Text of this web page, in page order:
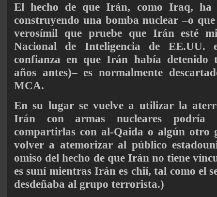
El hecho de que Irán, como Iraq, ha
construyendo una bomba nuclear –o
verosímil que pruebe que Irán esté
Nacional de Inteligencia de EE.UU.
confianza en que Irán había detenido
años antes)– es normalmente
MCA.
En su lugar se vuelve a utilizar la
Irán con armas nucleares podría
compartirlas con al-Qaida o algún otro
volver a atemorizar al público
omiso del hecho de que Irán no tiene
es suní mientras Irán es chií, tal como el
desdeñaba al grupo terrorista.)